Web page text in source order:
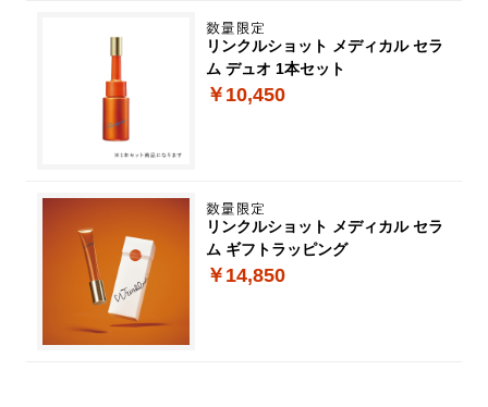
リンクルショット メディカル セラ
ム デュオ 1本セット
￥10,450
リンクルショット メディカル セラ
ム ギフトラッピング
￥14,850